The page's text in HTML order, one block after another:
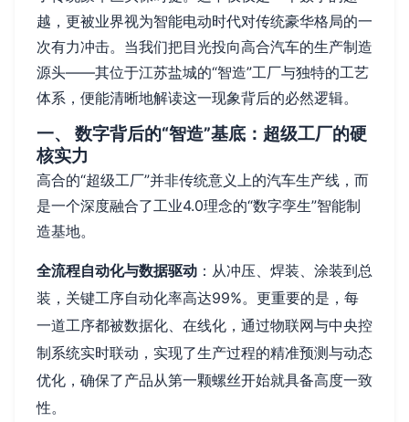
越，更被业界视为智能电动时代对传统豪华格局的一
次有力冲击。当我们把目光投向高合汽车的生产制造
源头——其位于江苏盐城的“智造”工厂与独特的工艺
体系，便能清晰地解读这一现象背后的必然逻辑。
一、 数字背后的“智造”基底：超级工厂的硬
核实力
高合的“超级工厂”并非传统意义上的汽车生产线，而
是一个深度融合了工业4.0理念的“数字孪生”智能制
造基地。
全流程自动化与数据驱动 ：从冲压、焊装、涂装到总
装，关键工序自动化率高达99%。更重要的是，每
一道工序都被数据化、在线化，通过物联网与中央控
制系统实时联动，实现了生产过程的精准预测与动态
优化，确保了产品从第一颗螺丝开始就具备高度一致
性。